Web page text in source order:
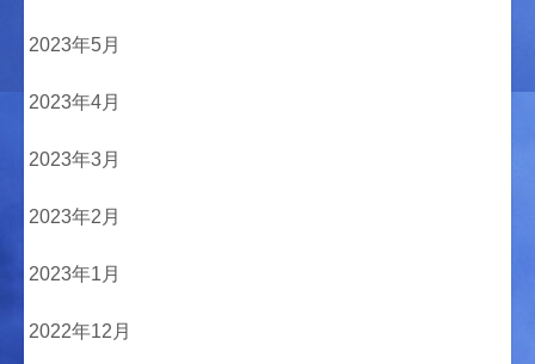
2023年5月
2023年4月
2023年3月
2023年2月
2023年1月
2022年12月